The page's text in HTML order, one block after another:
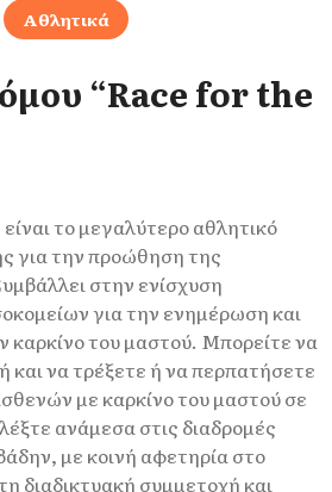
Αθλητικά
“Race for the
το μεγαλύτερο αθλητικό
για την προώθηση της
στην ενίσχυση
για την ενημέρωση και
καρκίνο του μαστού. Μπορείτε να
να τρέξετε ή να περπατήσετε
με καρκίνο του μαστού σε
ανάμεσα στις διαδρομές
με κοινή αφετηρία στο
διαδικτυακή συμμετοχή και